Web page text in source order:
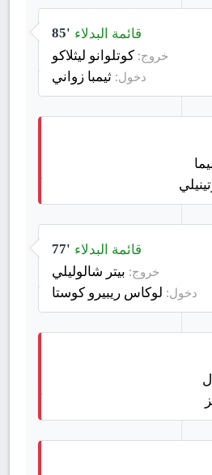
85' قائمة البدلاء
خروج: كوتلوانو ليثلاكو
دخول: ثيمبا زواني
77' قائمة البدلاء
خروج: بيتر شالوليلي
دخول: لوكاس ريبيرو كوستا